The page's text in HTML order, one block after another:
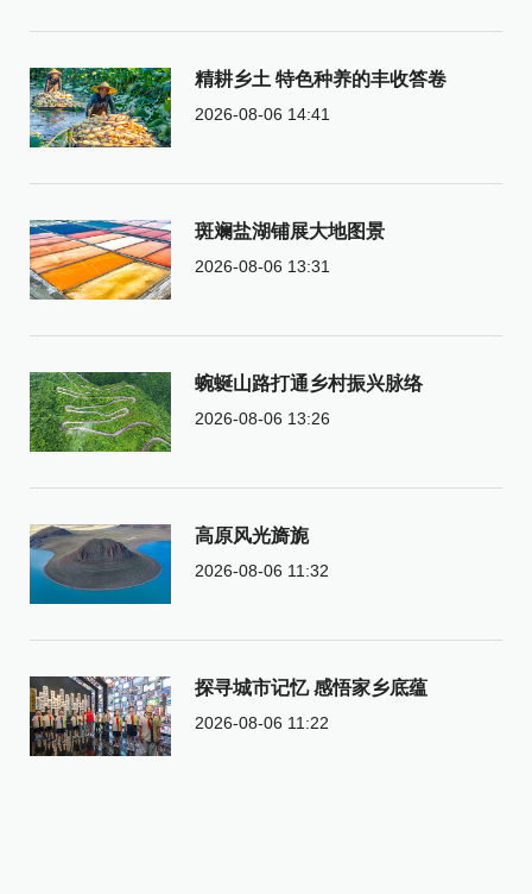
精耕乡土 特色种养的丰收答卷
2026-08-06 14:41
斑斓盐湖铺展大地图景
2026-08-06 13:31
蜿蜒山路打通乡村振兴脉络
2026-08-06 13:26
高原风光旖旎
2026-08-06 11:32
探寻城市记忆 感悟家乡底蕴
2026-08-06 11:22